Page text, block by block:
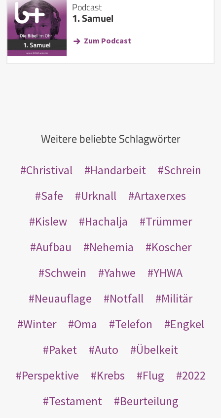
Podcast
1. Samuel
Zum Podcast
Weitere beliebte Schlagwörter
Christival Handarbeit
Schrein
Safe
Urknall
Artaxerxes
Kislew
Hachalja
Trümmer
Aufbau
Nehemia
Koscher
Schwein
Yahwe
YHWA
Neuauflage
Notfall
Militär
Winter
Oma Telefon
Engkel
Paket
Auto
Übelkeit
Perspektive
Krebs Flug
2022
Testament
Beurteilung